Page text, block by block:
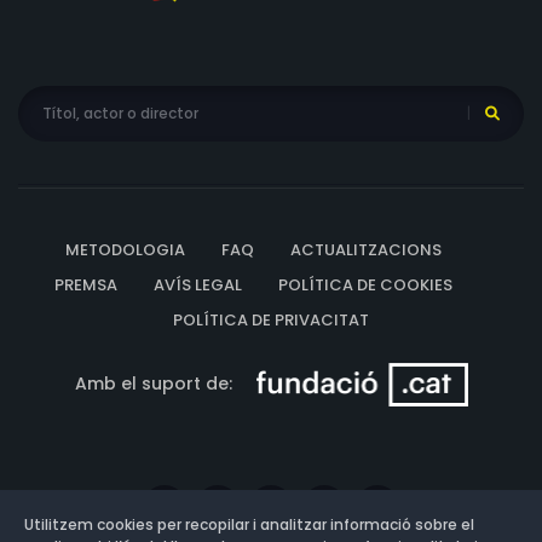
METODOLOGIA FAQ
ACTUALITZACIONS
PREMSA
AVÍS LEGAL
POLÍTICA DE COOKIES
POLÍTICA DE PRIVACITAT
Amb el suport de:
Utilitzem cookies per recopilar i analitzar informació sobre el